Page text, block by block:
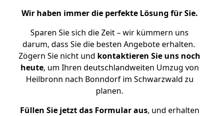
Wir haben immer die perfekte Lösung für Sie.
Sparen Sie sich die Zeit – wir kümmern uns
darum, dass Sie die besten Angebote erhalten.
Zögern Sie nicht und kontaktieren Sie uns noch
heute, um Ihren deutschlandweiten Umzug von
Heilbronn nach Bonndorf im Schwarzwald zu
planen.
Füllen Sie jetzt das Formular aus, und erhalten